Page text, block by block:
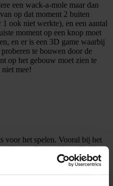
een wack-a-mole maar dan
op dat moment 2 buiten
ook niet werkte), en een aantal
moment op een knop moet
en er is een 3D game waarbij
te bouwen door de
op het gebouw moet zien te
mee!
voor het spelen. Vooral bij het
Een spel kost €0,99 en
Voor bijvoorbeeld airhockey,
duur voor 2 minuten